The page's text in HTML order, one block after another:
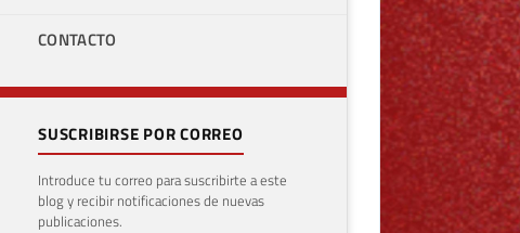
CONTACTO
SUSCRIBIRSE POR CORREO
Introduce tu correo para suscribirte a este
blog y recibir notificaciones de nuevas
publicaciones.